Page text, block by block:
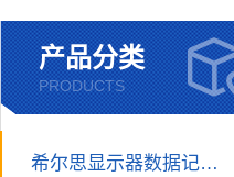
产品分类
PRODUCTS
希尔思显示器数据记录仪